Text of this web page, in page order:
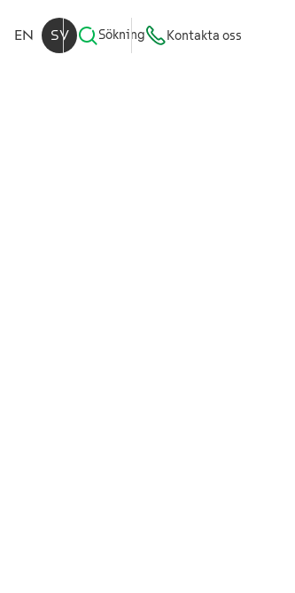
EN SV Sökning Kontakta oss